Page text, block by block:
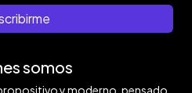
somos
y moderno, pensado